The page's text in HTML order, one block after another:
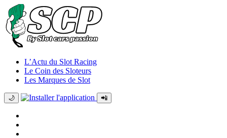
L’Actu du Slot Racing
Le Coin des Sloteurs
Les Marques de Slot
🌙 📲